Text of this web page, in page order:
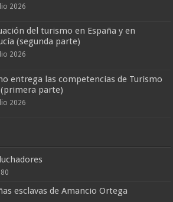
2026
del turismo en España y en
(segunda parte)
2026
entrega las competencias de Turismo
parte)
2026
esclavas de Amancio Ortega